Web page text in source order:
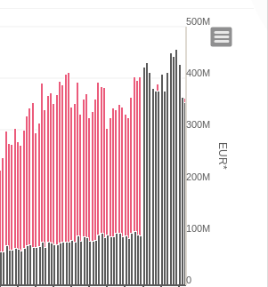
odpočítanej dane z
series.
Celkový objem odpočítanej dane z pridanej
displaying categories.
displaying EUR and EUR*.
EUR*
0
100M
200M
300M
400M
500M